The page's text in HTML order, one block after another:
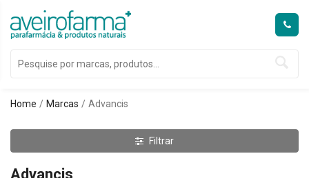
Home Marcas Advancis
Filtrar
Advancis